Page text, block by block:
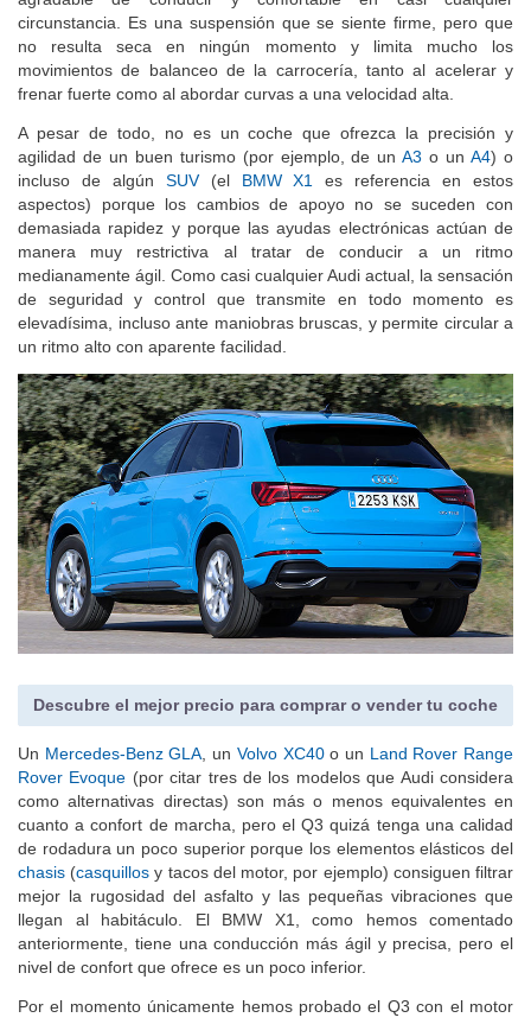
circunstancia. Es una suspensión que se siente firme, pero que
no resulta seca en ningún momento y limita mucho los
movimientos de balanceo de la carrocería, tanto al acelerar y
frenar fuerte como al abordar curvas a una velocidad alta.
A pesar de todo, no es un coche que ofrezca la precisión y
agilidad de un buen turismo (por ejemplo, de unA3 o unA4) o
incluso de algún SUV(el BMW X1 es referencia en estos
aspectos) porque los cambios de apoyo no se suceden con
demasiada rapidez y porque las ayudas electrónicas actúan de
manera muy restrictiva al tratar de conducir a un ritmo
medianamente ágil. Como casi cualquier Audi actual, la sensación
de seguridad y control que transmite en todo momento es
elevadísima, incluso ante maniobras bruscas, y permite circular a
un ritmo alto con aparente facilidad.
Descubre el mejor precio para comprar o vender tu coche
Un Mercedes-Benz GLA , un Volvo XC40o un Land Rover Range
Rover Evoque (por citar tres de los modelos que Audi considera
como alternativas directas) son más o menos equivalentes en
cuanto a confort de marcha, pero el Q3 quizá tenga una calidad
de rodadura un poco superior porque los elementos elásticos del
chasis (casquillos y tacos del motor, por ejemplo) consiguen filtrar
mejor la rugosidad del asfalto y las pequeñas vibraciones que
llegan al habitáculo. El BMW X1, como hemos comentado
anteriormente, tiene una conducción más ágil y precisa, pero el
nivel de confort que ofrece es un poco inferior.
Por el momento únicamente hemos probado el Q3 con el motor